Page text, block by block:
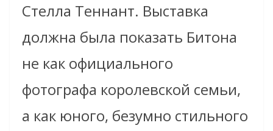
Стелла Теннант. Выставка
должна была показать Битона
не как официального
фотографа королевской семьи,
а как юного, безумно стильного